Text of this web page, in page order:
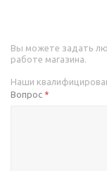
Вы можете задать
работе магазина.
Наши
Вопрос *